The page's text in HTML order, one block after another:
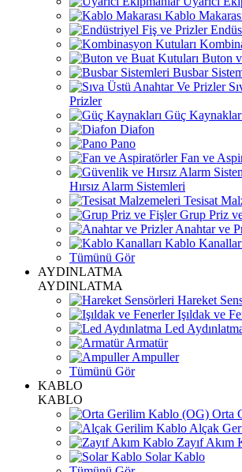
Kablo
Buton
Busbar
Prizler
Güç
Diafon
Pano
Fan ve
Hırsız Alarm Sistemleri
Tesisat
Grup Priz
Anahtar ve
Kablo
Tümünü Gör
AYDINLATMA
AYDINLATMA
Hareket
Işıldak ve
Led
Armatür
Ampuller
Tümünü Gör
KABLO
KABLO
Orta
Alçak
Zayıf Akım
Solar Kablo